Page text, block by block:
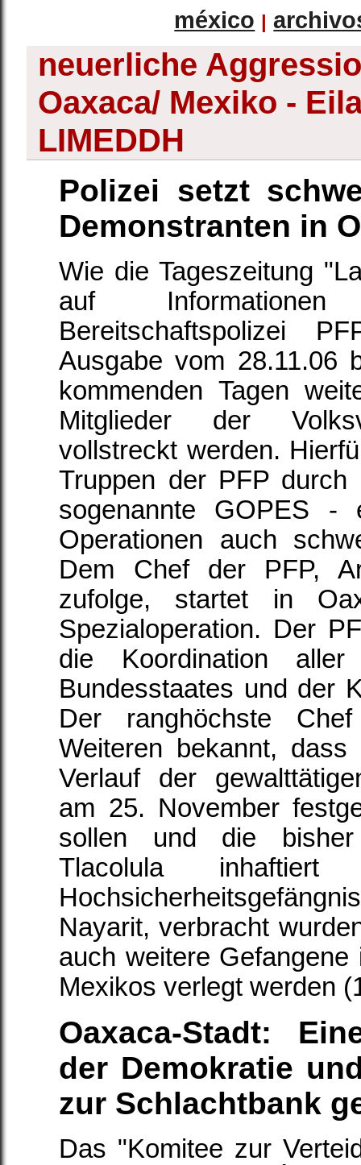
méxico |
neuerliche
Oaxaca/ Mexiko -
LIMEDDH
Polizei setzt
Demonstranten in
Wie die Tageszeitung
auf
Bereitschaftspolizei
Ausgabe vom 28.11.06
kommenden Tagen
Mitglieder der
vollstreckt werden.
Truppen der PFP durch
sogenannte GOPES -
Operationen auch
Dem Chef der PFP,
zufolge, startet in
Spezialoperation. Der
die Koordination aller
Bundesstaates und der
Der ranghöchste
Weiteren bekannt,
Verlauf der
am 25. November
sollen und die
Tlacolula
Nayarit, verbracht
auch weitere
Mexikos verlegt werden
Oaxaca-Stadt:
der Demokratie
zur Schlachtbank
Das "Komitee zur